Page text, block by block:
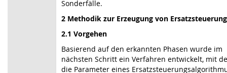
Sonderfälle.
2 Methodik zur Erzeugung von
2.1 Vorgehen
Basierend auf den erkannten Phasen wurde im
nächsten Schritt ein Verfahren entwickelt, mit
die Parameter eines